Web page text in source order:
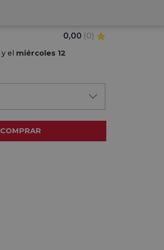
0,00 (0)
y el miércoles 12
COMPRAR